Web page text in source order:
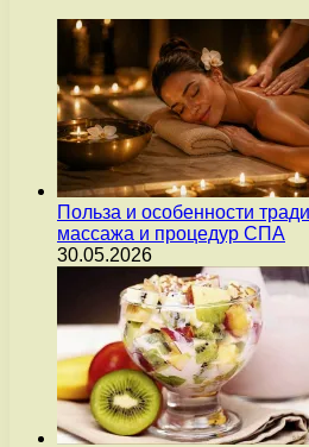
Польза и особенности
массажа и процедур СПА
30.05.2026